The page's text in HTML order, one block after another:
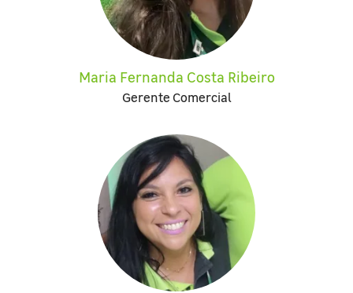
Maria Fernanda Costa Ribeiro
Gerente Comercial